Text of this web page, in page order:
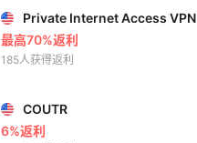
Private Internet Access VPN
最高70%返利
185人获得返利
COUTR
6%返利